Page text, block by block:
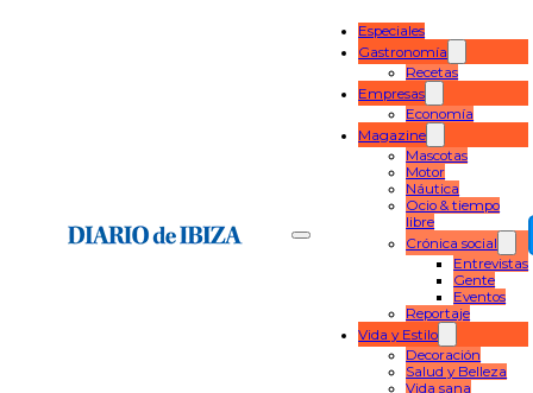
Especiales
Gastronomía
Recetas
Empresas
Economía
Magazine
Mascotas
Motor
Náutica
Ocio & tiempo
libre
Crónica social
Entrevistas
Gente
Eventos
Reportaje
Vida y Estilo
Decoración
Salud y Belleza
Vida sana